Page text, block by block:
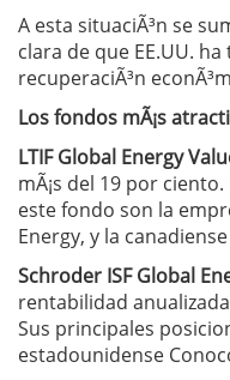
A esta situaciÃ³n se
clara de que EE.UU.
recuperaciÃ³n
Los fondos mÃ¡s
LTIF Global Energy
mÃ¡s del 19 por
este fondo son la
Energy, y la
Schroder ISF Global
rentabilidad
Sus principales
estadounidense